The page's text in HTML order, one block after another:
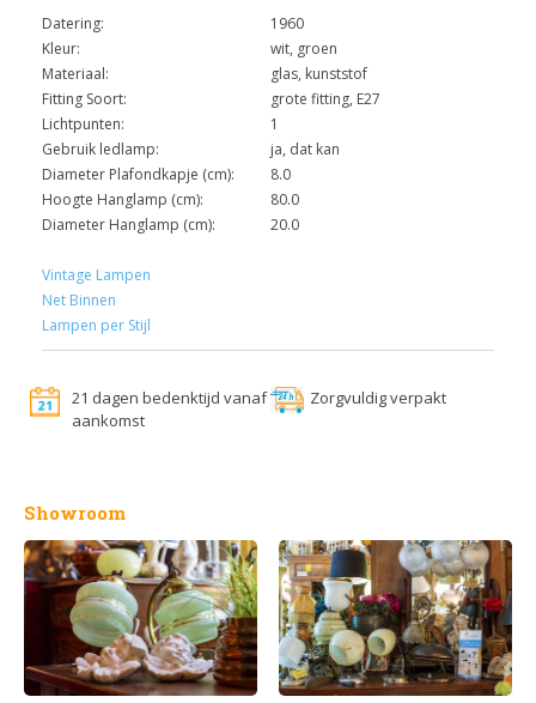
Datering:
1960
Kleur:
wit, groen
Materiaal:
glas, kunststof
Fitting Soort:
grote fitting, E27
Lichtpunten:
1
Gebruik ledlamp:
ja, dat kan
Diameter Plafondkapje (cm):
8.0
Hoogte Hanglamp (cm):
80.0
Diameter Hanglamp (cm):
20.0
Vintage Lampen
Net Binnen
Lampen per Stijl
21 dagen bedenktijd vanaf
aankomst
Zorgvuldig verpakt
Showroom